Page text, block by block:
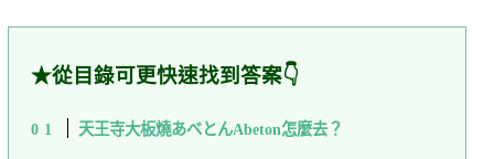
★從目錄可更快速找到答案👇
天王寺大板燒あべとんAbeton怎麼去？